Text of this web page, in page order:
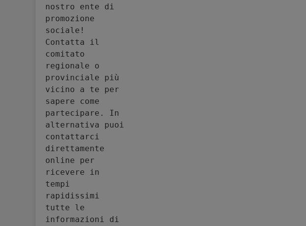
nostro ente di
promozione
sociale!
Contatta il
comitato
regionale o
provinciale più
vicino a te per
sapere come
partecipare. In
alternativa puoi
contattarci
direttamente
online per
ricevere in
tempi
rapidissimi
tutte le
informazioni di